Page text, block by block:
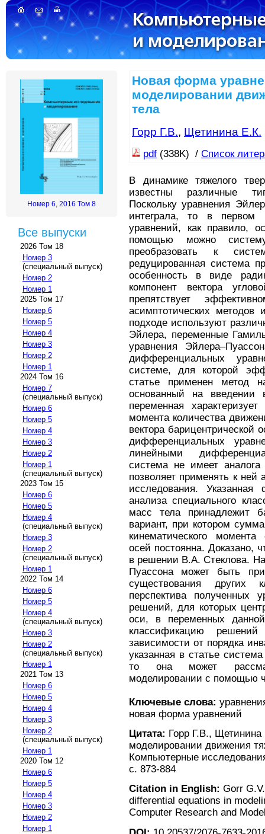
Номер 6, 2016 Том 8
Все выпуски
2026 Том 18
Номер 3
(специальный выпуск)
Номер 2
Номер 1
2025 Том 17
Номер 6
Номер 5
Номер 4
Номер 3
Номер 2
Номер 1
2024 Том 16
Номер 7
(специальный выпуск)
Номер 6
Номер 5
Номер 4
Номер 3
Номер 2
Номер 1
(специальный выпуск)
2023 Том 15
Номер 6
Номер 5
Номер 4
(специальный выпуск)
Номер 3
Номер 2
(специальный выпуск)
Номер 1
2022 Том 14
Номер 6
Номер 5
Номер 4
(специальный выпуск)
Номер 3
Номер 2
(специальный выпуск)
Номер 1
2021 Том 13
Номер 6
Номер 5
Номер 4
Номер 3
Номер 2
(специальный выпуск)
Номер 1
2020 Том 12
Номер 6
Номер 5
Номер 4
Номер 3
Номер 2
Номер 1
Новая форма
моделировании
тела
Горр Г.В., Щетинина Е.К.
pdf (338K) / Список
В динамике тяжелого
известны различные
Поскольку уравнения
интеграла, то в первом
уравнений, как правило,
помощью можно
преобразовать к
редуцированная система
особенность в виде
компонент вектора
препятствует
асимптотических
подходе используют
Эйлера, переменные
уравнения
дифференциальных
системе, для которой
статье применен метод
основанный на введении
переменная
момента количества
вектора барицентрической
дифференциальных
линейными
система не имеет
позволяет применять к
исследования.
анализа специального
масс тела принадлежит
вариант, при котором
кинематического момента
осей постоянна. Доказано,
в решении В.А. Стеклова.
Пуассона может быть
существования других
перспектива полученных
решений, для которых
оси, в переменных
классификацию
зависимости от порядка
указанная в статье
то она может
моделировании с помощью
Ключевые слова:
новая форма уравнений
Цитата: Горр Г.В.,
моделировании движения
Компьютерные
с. 873-884
Citation in English: Gorr
differential equations in
Computer Research and